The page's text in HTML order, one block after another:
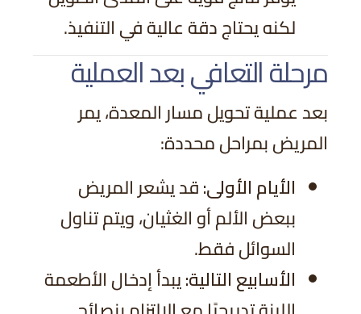
لكنه يحتاج دقة عالية في التنفيذ.
مرحلة التعافي بعد العملية
بعد عملية تحويل مسار المعدة، يمر
المريض بمراحل محددة:
الأيام الأولى:قد يشعر المريض
ببعض الألم أو الغثيان، ويتم تناول
السوائل فقط.
الأسابيع التالية:يبدأ إدخال الأطعمة